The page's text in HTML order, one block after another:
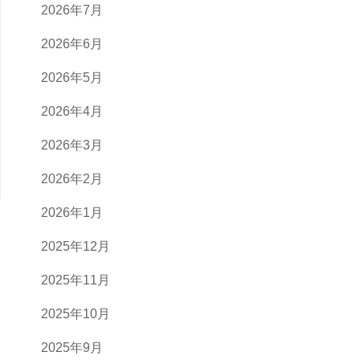
2026年7月
2026年6月
2026年5月
2026年4月
2026年3月
2026年2月
2026年1月
2025年12月
2025年11月
2025年10月
2025年9月